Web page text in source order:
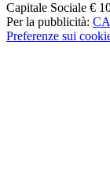
Capitale Sociale €
Per la pubblicità:
Preferenze sui